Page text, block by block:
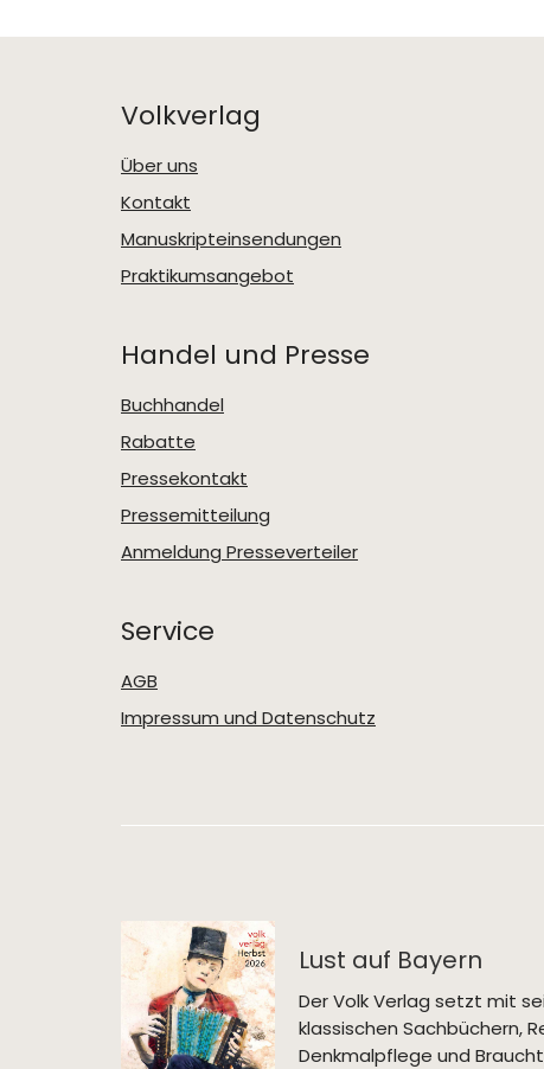
Volkverlag
Über uns
Kontakt
Manuskripteinsendungen
Praktikumsangebot
Handel und Presse
Buchhandel
Rabatte
Pressekontakt
Pressemitteilung
Anmeldung Presseverteiler
Service
AGB
Impressum und Datenschutz
Lust auf Bayern
Der Volk Verlag setzt mit
klassischen Sachbüchern,
Denkmalpflege und